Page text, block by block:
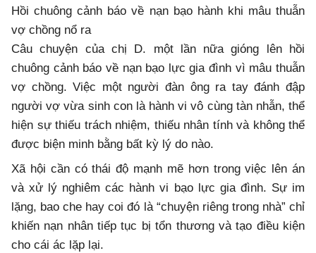
Hồi chuông cảnh báo về nạn bạo hành khi mâu thuẫn
vợ chồng nổ ra
Câu chuyện của chị D. một lần nữa gióng lên hồi
chuông cảnh báo về nạn bạo lực gia đình vì mâu thuẫn
vợ chồng. Việc một người đàn ông ra tay đánh đập
người vợ vừa sinh con là hành vi vô cùng tàn nhẫn, thể
hiện sự thiếu trách nhiệm, thiếu nhân tính và không thể
được biện minh bằng bất kỳ lý do nào.
Xã hội cần có thái độ mạnh mẽ hơn trong việc lên án
và xử lý nghiêm các hành vi bạo lực gia đình. Sự im
lặng, bao che hay coi đó là “chuyện riêng trong nhà” chỉ
khiến nạn nhân tiếp tục bị tổn thương và tạo điều kiện
cho cái ác lặp lại.